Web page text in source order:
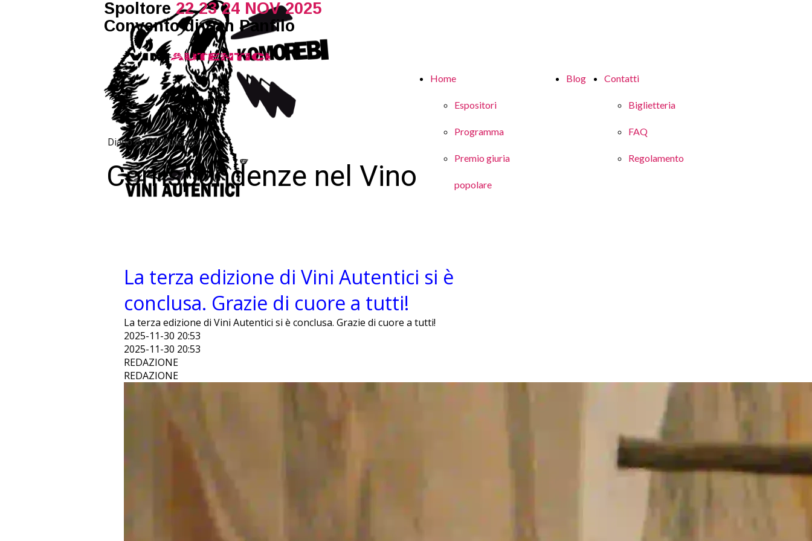
Spoltore22 23 24 NOV 2025
Convento di San Panfilo
Home
Espositori
Programma
Premio giuria
popolare
Blog Contatti
Biglietteria
FAQ
Regolamento
Diario di Vini Autentici
Corrispondenze nel Vino
La terza edizione di Vini Autentici si è
conclusa. Grazie di cuore a tutti!
La terza edizione di Vini Autentici si è conclusa. Grazie di cuore a tutti!
2025-11-30 20:53
2025-11-30 20:53
REDAZIONE
REDAZIONE